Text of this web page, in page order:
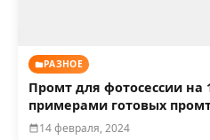
РАЗНОЕ
Промт для фотосессии на
примерами готовых
14 февраля, 2024